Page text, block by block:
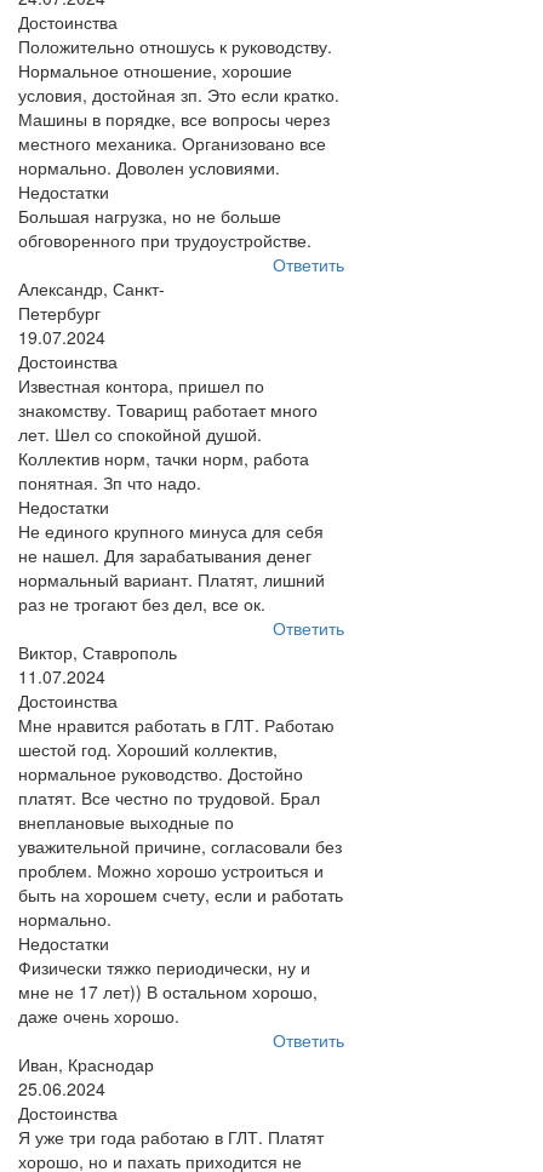
Достоинства
Положительно отношусь к руководству.
Нормальное отношение, хорошие
условия, достойная зп. Это если кратко.
Машины в порядке, все вопросы через
местного механика. Организовано все
нормально. Доволен условиями.
Недостатки
Большая нагрузка, но не больше
обговоренного при трудоустройстве.
Ответить
Александр, Санкт-
Петербург
19.07.2024
Достоинства
Известная контора, пришел по
знакомству. Товарищ работает много
лет. Шел со спокойной душой.
Коллектив норм, тачки норм, работа
понятная. Зп что надо.
Недостатки
Не единого крупного минуса для себя
не нашел. Для зарабатывания денег
нормальный вариант. Платят, лишний
раз не трогают без дел, все ок.
Ответить
Виктор, Ставрополь
11.07.2024
Достоинства
Мне нравится работать в ГЛТ. Работаю
шестой год. Хороший коллектив,
нормальное руководство. Достойно
платят. Все честно по трудовой. Брал
внеплановые выходные по
уважительной причине, согласовали без
проблем. Можно хорошо устроиться и
быть на хорошем счету, если и работать
нормально.
Недостатки
Физически тяжко периодически, ну и
мне не 17 лет)) В остальном хорошо,
даже очень хорошо.
Ответить
Иван, Краснодар
25.06.2024
Достоинства
Я уже три года работаю в ГЛТ. Платят
хорошо, но и пахать приходится не